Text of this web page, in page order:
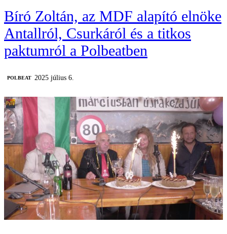
Bíró Zoltán, az MDF alapító elnöke
Antallról, Csurkáról és a titkos
paktumról a Polbeatben
‎POLBEAT 2025 július 6.